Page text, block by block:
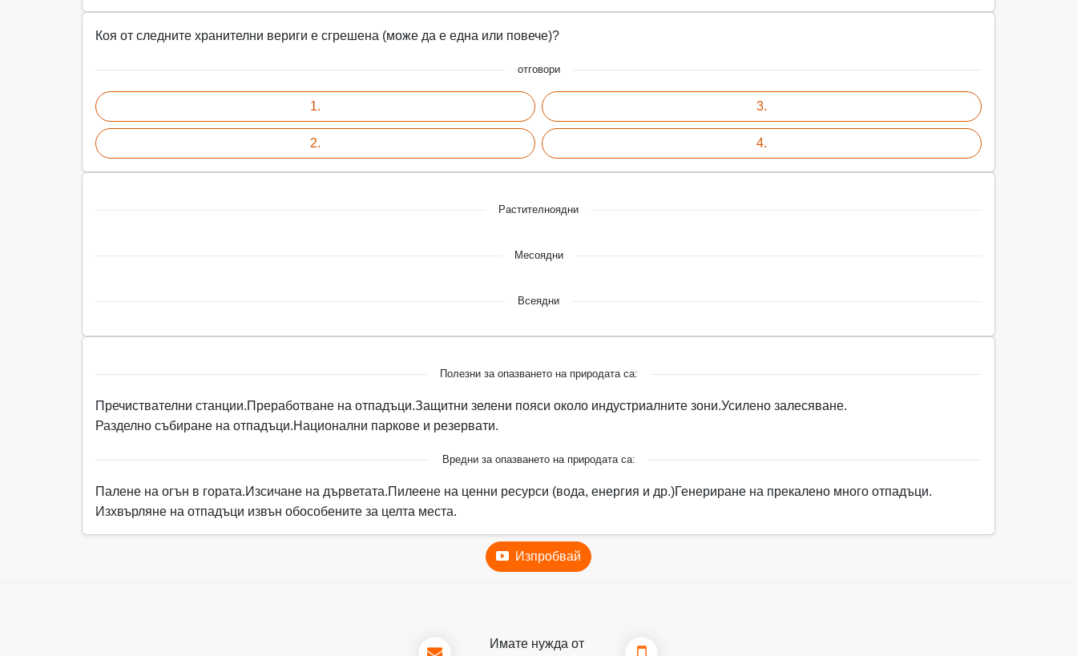
Коя от следните хранителни вериги е сгрешена (може да е една или повече)?
отговори
1.
2.
3.
4.
Растителноядни
Месоядни
Всеядни
Полезни за опазването на природата са:
Пречиствателни станции.Преработване на отпадъци.Защитни зелени пояси около индустриалните зони.Усилено залесяване.
Разделно събиране на отпадъци.Национални паркове и резервати.
Вредни за опазването на природата са:
Палене на огън в гората.Изсичане на дърветата.Пилеене на ценни ресурси (вода, енергия и др.)Генериране на прекалено много отпадъци.
Изхвърляне на отпадъци извън обособените за целта места.
Изпробвай
Имате нужда от